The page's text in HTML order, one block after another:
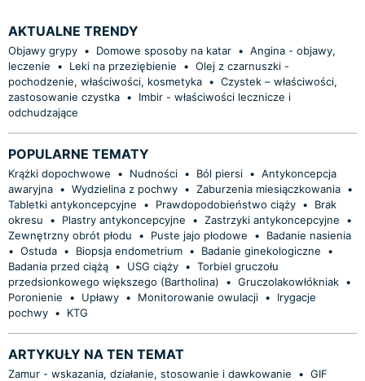
AKTUALNE TRENDY
Objawy grypy • Domowe sposoby na katar • Angina - objawy,
leczenie
• Leki na przeziębienie • Olej z czarnuszki -
pochodzenie, właściwości, kosmetyka • Czystek – właściwości,
zastosowanie czystka •
Imbir - właściwości lecznicze i
odchudzające
POPULARNE TEMATY
Krążki dopochwowe • Nudności • Ból piersi • Antykoncepcja
awaryjna • Wydzielina z pochwy • Zaburzenia miesiączkowania •
Tabletki antykoncepcyjne
• Prawdopodobieństwo ciąży •
Brak
okresu
• Plastry antykoncepcyjne • Zastrzyki antykoncepcyjne
•
Zewnętrzny obrót płodu
• Puste jajo płodowe •
Badanie nasienia
• Ostuda • Biopsja endometrium • Badanie ginekologiczne
•
Badania przed ciążą • USG ciąży • Torbiel gruczołu
przedsionkowego większego (Bartholina)
• Gruczolakowłókniak •
Poronienie
• Upławy • Monitorowanie owulacji •
Irygacje
pochwy • KTG
ARTYKUŁY NA TEN TEMAT
Zamur - wskazania, działanie, stosowanie i dawkowanie • GIF